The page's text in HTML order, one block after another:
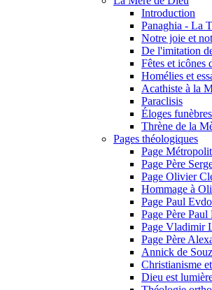
Introduction
Panaghia - La
Notre joie et
De l'imitation
Fêtes et icônes
Homélies et
Acathiste à la
Paraclisis
Éloges
Thrène de la
Pages théologiques
Page
Page Père
Page Olivier
Hommage à
Page Paul
Page Père
Page Vladimir
Page Père
Annick de
Christianisme
Dieu est